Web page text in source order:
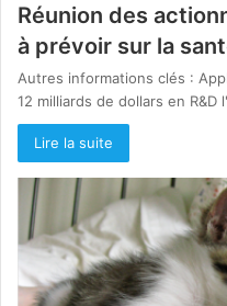
Réunion des
à prévoir sur la
Autres informations clés :
12 milliards de dollars en R&D
Lire la suite